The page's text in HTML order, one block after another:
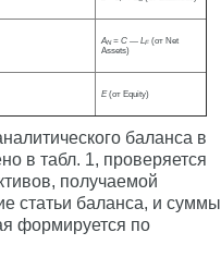
AN= C — L F (от Net
Assets)
E(от Equity)
баланса в
в табл. 1, проверяется
получаемой
статьи баланса, и суммы
формируется по